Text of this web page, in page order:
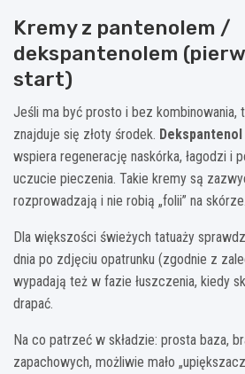
Kremy z pantenolem /
dekspantenolem
start)
Jeśli ma być prosto i bez kombinowania,
znajduje się złoty środek.
wspiera regenerację naskórka, łagodzi i
uczucie pieczenia. Takie kremy są
rozprowadzają i nie robią „folii” na skórze.
Dla większości świeżych tatuaży
dnia po zdjęciu opatrunku (zgodnie z
wypadają też w fazie łuszczenia, kiedy
drapać.
Na co patrzeć w składzie: prosta baza,
zapachowych, możliwie mało